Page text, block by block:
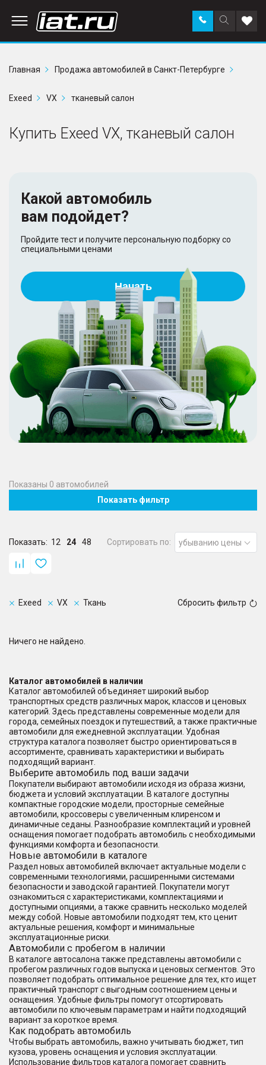
Поиск
по
Заказать
звонок в
Главная
Продажа автомобилей в Санкт-Петербурге
Exeed VX тканевый салон
Купить Exeed VX, тканевый салон
Какой автомобиль
вам подойдет?
Пройдите тест и получите персональную подборку со
специальными ценами
Начать
Показаны 0 автомобилей
Показать фильтр
Показать: 12 24 48 Сортировать по: убыванию цены
Exeed VX Ткань Сбросить фильтр
Ничего не найдено.
Каталог автомобилей в наличии
Каталог автомобилей объединяет широкий выбор
транспортных средств различных марок, классов и ценовых
категорий. Здесь представлены современные модели для
города, семейных поездок и путешествий, а также практичные
автомобили для ежедневной эксплуатации. Удобная
структура каталога позволяет быстро ориентироваться в
ассортименте, сравнивать характеристики и выбирать
подходящий вариант.
Выберите автомобиль под ваши задачи
Покупатели выбирают автомобили исходя из образа жизни,
бюджета и условий эксплуатации. В каталоге доступны
компактные городские модели, просторные семейные
автомобили, кроссоверы с увеличенным клиренсом и
динамичные седаны. Разнообразие комплектаций и уровней
оснащения помогает подобрать автомобиль с необходимыми
функциями комфорта и безопасности.
Новые автомобили в каталоге
Раздел новых автомобилей включает актуальные модели с
современными технологиями, расширенными системами
безопасности и заводской гарантией. Покупатели могут
ознакомиться с характеристиками, комплектациями и
доступными опциями, а также сравнить несколько моделей
между собой. Новые автомобили подходят тем, кто ценит
актуальные решения, комфорт и минимальные
эксплуатационные риски.
Автомобили с пробегом в наличии
В каталоге автосалона также представлены автомобили с
пробегом различных годов выпуска и ценовых сегментов. Это
позволяет подобрать оптимальное решение для тех, кто ищет
практичный транспорт с выгодным соотношением цены и
оснащения. Удобные фильтры помогут отсортировать
автомобили по ключевым параметрам и найти подходящий
вариант за короткое время.
Как подобрать автомобиль
Чтобы выбрать автомобиль, важно учитывать бюджет, тип
кузова, уровень оснащения и условия эксплуатации.
Использование фильтров каталога помогает сравнить